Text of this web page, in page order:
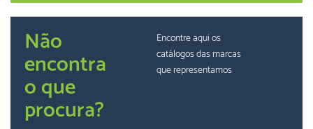
Não
encontra
o que
procura?
Encontre aqui os
catálogos das marcas
que representamos